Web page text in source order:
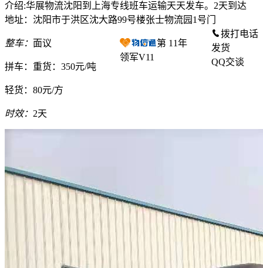
介绍:华展物流沈阳到上海专线班车运输天天发车。2天到达
地址：沈阳市于洪区沈大路99号楼张士物流园1号门
整车： 面议
拼车： 重货：350元/吨
轻货： 80元/方
时效： 2天
第 11年
领军V11
拨打电话
发货
QQ交谈